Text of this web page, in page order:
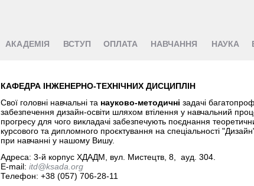
АКАДЕМІЯ ВСТУП ОПЛАТА НАВЧАННЯ НАУКА
КАФЕДРА ІНЖЕНЕРНО-ТЕХНІЧНИХ ДИСЦИПЛІН
Свої головні навчальні та науково-методичні задачі
забезпечення дизайн-освіти шляхом втілення у навчальний
прогресу для чого викладачі забезпечують поєднання
курсового та дипломного проєктування на спеціальності
при навчанні у нашому Вишу.
Адреса: 3-й корпус ХДАДМ, вул. Мистецтв, 8, ауд. 304.
E-mail: itd@ksada.org
Телефон: +38 (057) 706-28-11